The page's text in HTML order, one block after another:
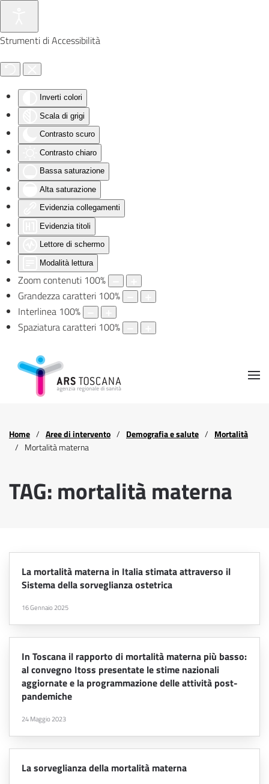
Strumenti di Accessibilità
Inverti colori
Scala di grigi
Contrasto scuro
Contrasto chiaro
Bassa saturazione
Alta saturazione
Evidenzia collegamenti
Evidenzia titoli
Lettore di schermo
Modalità lettura
Zoom contenuti 100%
Grandezza caratteri 100%
Interlinea 100%
Spaziatura caratteri 100%
Skip to main content
Home Aree di intervento Demografia e salute
Mortalità
Mortalità materna
TAG: mortalità materna
La mortalità materna in Italia stimata attraverso il
Sistema della sorveglianza ostetrica
16 Gennaio 2025
In Toscana il rapporto di mortalità materna più basso:
al convegno Itoss presentate le stime nazionali
aggiornate e la programmazione delle attività post-
pandemiche
24 Maggio 2023
La sorveglianza della mortalità materna